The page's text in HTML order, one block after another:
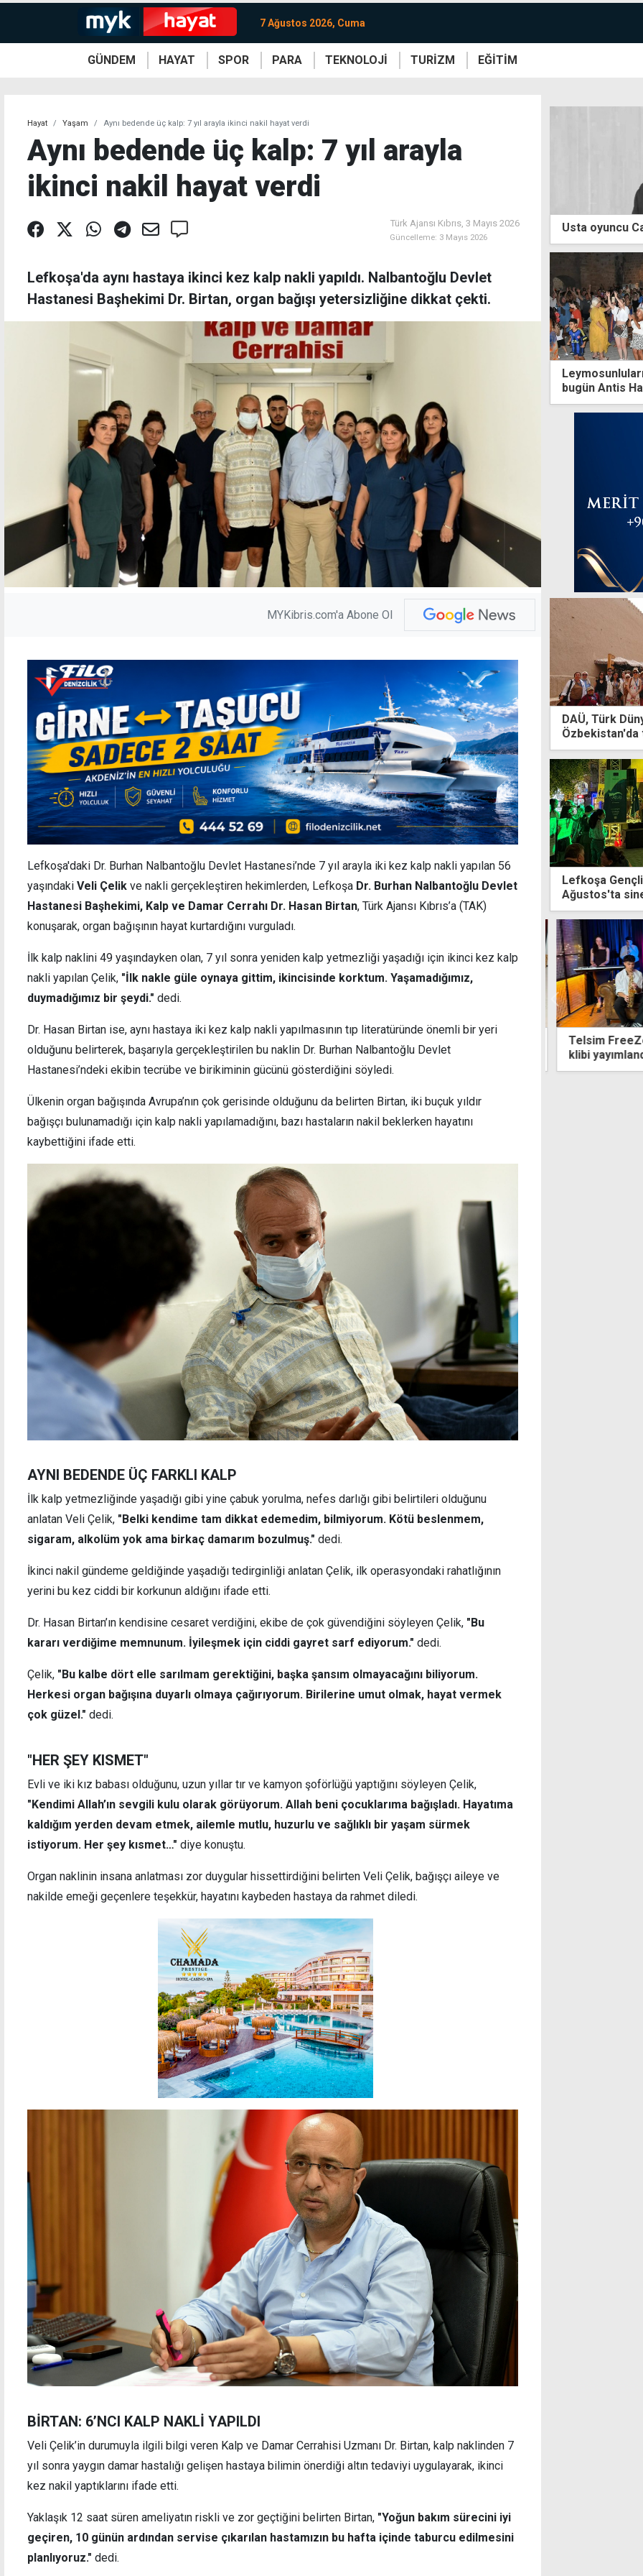
7 Ağustos 2026, Cuma
GÜNDEM HAYAT SPOR PARA TEKNOLOJİ TURİZM EĞİTİM
Hayat Yaşam Aynı bedende üç kalp: 7 yıl arayla ikinci nakil hayat verdi
Aynı bedende üç kalp: 7 yıl arayla
ikinci nakil hayat verdi
Türk Ajansı Kıbrıs, 3 Mayıs 2026
Güncelleme: 3 Mayıs 2026
Lefkoşa'da aynı hastaya ikinci kez kalp nakli yapıldı. Nalbantoğlu Devlet
Hastanesi Başhekimi Dr. Birtan, organ bağışı yetersizliğine dikkat çekti.
MYKibris.com'a Abone Ol
Lefkoşa'daki Dr. Burhan Nalbantoğlu Devlet Hastanesi’nde 7 yıl arayla iki kez kalp nakli yapılan 56
yaşındaki Veli Çelik ve nakli gerçekleştiren hekimlerden, Lefkoşa Dr. Burhan Nalbantoğlu Devlet
Hastanesi Başhekimi, Kalp ve Damar Cerrahı Dr. Hasan Birtan, Türk Ajansı Kıbrıs’a (TAK)
konuşarak, organ bağışının hayat kurtardığını vurguladı.
İlk kalp naklini 49 yaşındayken olan, 7 yıl sonra yeniden kalp yetmezliği yaşadığı için ikinci kez kalp
nakli yapılan Çelik, "İlk nakle güle oynaya gittim, ikincisinde korktum. Yaşamadığımız,
duymadığımız bir şeydi." dedi.
Dr. Hasan Birtan ise, aynı hastaya iki kez kalp nakli yapılmasının tıp literatüründe önemli bir yeri
olduğunu belirterek, başarıyla gerçekleştirilen bu naklin Dr. Burhan Nalbantoğlu Devlet
Hastanesi’ndeki ekibin tecrübe ve birikiminin gücünü gösterdiğini söyledi.
Ülkenin organ bağışında Avrupa’nın çok gerisinde olduğunu da belirten Birtan, iki buçuk yıldır
bağışçı bulunamadığı için kalp nakli yapılamadığını, bazı hastaların nakil beklerken hayatını
kaybettiğini ifade etti.
AYNI BEDENDE ÜÇ FARKLI KALP
İlk kalp yetmezliğinde yaşadığı gibi yine çabuk yorulma, nefes darlığı gibi belirtileri olduğunu
anlatan Veli Çelik, "Belki kendime tam dikkat edemedim, bilmiyorum. Kötü beslenmem,
sigaram, alkolüm yok ama birkaç damarım bozulmuş." dedi.
İkinci nakil gündeme geldiğinde yaşadığı tedirginliği anlatan Çelik, ilk operasyondaki rahatlığının
yerini bu kez ciddi bir korkunun aldığını ifade etti.
Dr. Hasan Birtan’ın kendisine cesaret verdiğini, ekibe de çok güvendiğini söyleyen Çelik, "Bu
kararı verdiğime memnunum. İyileşmek için ciddi gayret sarf ediyorum." dedi.
Çelik, "Bu kalbe dört elle sarılmam gerektiğini, başka şansım olmayacağını biliyorum.
Herkesi organ bağışına duyarlı olmaya çağırıyorum. Birilerine umut olmak, hayat vermek
çok güzel." dedi.
"HER ŞEY KISMET"
Evli ve iki kız babası olduğunu, uzun yıllar tır ve kamyon şoförlüğü yaptığını söyleyen Çelik,
"Kendimi Allah’ın sevgili kulu olarak görüyorum. Allah beni çocuklarıma bağışladı. Hayatıma
kaldığım yerden devam etmek, ailemle mutlu, huzurlu ve sağlıklı bir yaşam sürmek
istiyorum. Her şey kısmet…" diye konuştu.
Organ naklinin insana anlatması zor duygular hissettirdiğini belirten Veli Çelik, bağışçı aileye ve
nakilde emeği geçenlere teşekkür, hayatını kaybeden hastaya da rahmet diledi.
BİRTAN: 6’NCI KALP NAKLİ YAPILDI
Veli Çelik’in durumuyla ilgili bilgi veren Kalp ve Damar Cerrahisi Uzmanı Dr. Birtan, kalp naklinden 7
yıl sonra yaygın damar hastalığı gelişen hastaya bilimin önerdiği altın tedaviyi uygulayarak, ikinci
kez nakil yaptıklarını ifade etti.
Yaklaşık 12 saat süren ameliyatın riskli ve zor geçtiğini belirten Birtan, "Yoğun bakım sürecini iyi
geçiren, 10 günün ardından servise çıkarılan hastamızın bu hafta içinde taburcu edilmesini
planlıyoruz." dedi.
Usta oyuncu
bugün Antis
DAÜ, Türk
Lefkoşa
Ağustos'ta
Leman Cankat'ın "Yüzleşme" seramik
sergisi Ercan'da sanatseverlerle buluştu
Telsim FreeZone'un galibi Levent College'in
klibi yayımlandı
2'nci İncirli
tamamlandı